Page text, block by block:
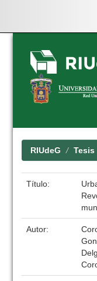
Skip
navigation
RIUdeG Tesis
Título:
Autor: